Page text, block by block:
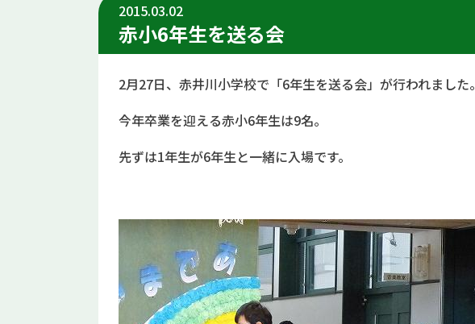
2015.03.02
赤小6年生を送る会
2月27日、赤井川小学校で「6年生を送る会」が行われました。
今年卒業を迎える赤小6年生は9名。
先ずは1年生が6年生と一緒に入場です。